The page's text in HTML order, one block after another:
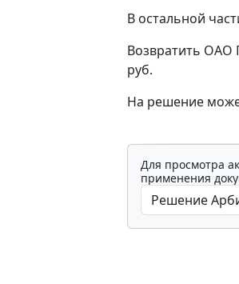
В остальной
Возвратить ОАО
руб.
На решение
Для просмотра
применения